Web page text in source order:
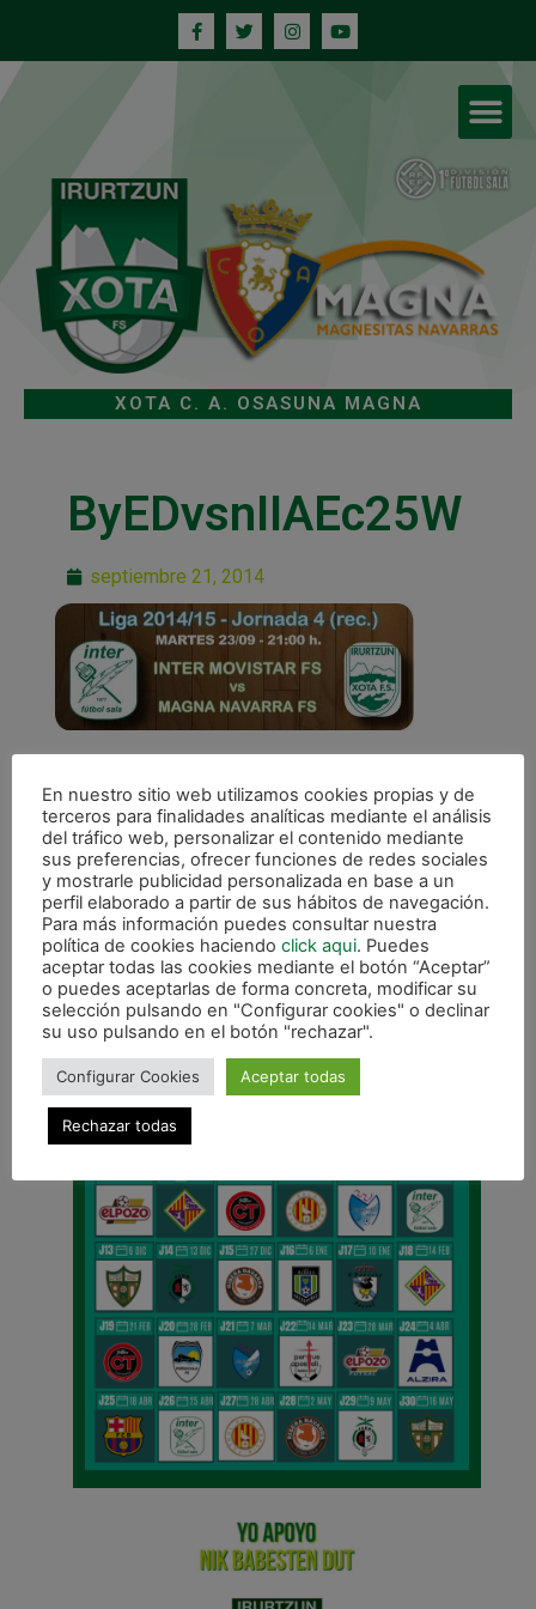
XOTA C. A. OSASUNA MAGNA
ByEDvsnIIAEc25W
septiembre 21, 2014
ANTERIOR
Inter Movistar y Montesinos Jumilla, rivales en una intensa semana
CALENDARIO DE LIGA
En nuestro sitio web utilizamos cookies propias y de
terceros para finalidades analíticas mediante el análisis
del tráfico web, personalizar el contenido mediante
sus preferencias, ofrecer funciones de redes sociales
y mostrarle publicidad personalizada en base a un
perfil elaborado a partir de sus hábitos de navegación.
Para más información puedes consultar nuestra
política de cookies haciendo click aqui. Puedes
aceptar todas las cookies mediante el botón “Aceptar”
o puedes aceptarlas de forma concreta, modificar su
selección pulsando en "Configurar cookies" o declinar
su uso pulsando en el botón "rechazar".
Configurar Cookies Aceptar todas
Rechazar todas